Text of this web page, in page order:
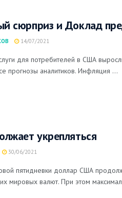
сюрприз и Доклад
14/07/2021
для потребителей в США
прогнозы аналитиков. Инфляция ...
укрепляться
30/06/2021
пятидневки доллар США
мировых валют. При этом